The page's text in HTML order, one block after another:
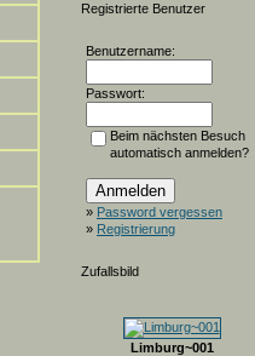
Registrierte Benutzer
Benutzername:
Passwort:
Beim nächsten Besuch
automatisch anmelden?
» Password vergessen
» Registrierung
Zufallsbild
Limburg~001